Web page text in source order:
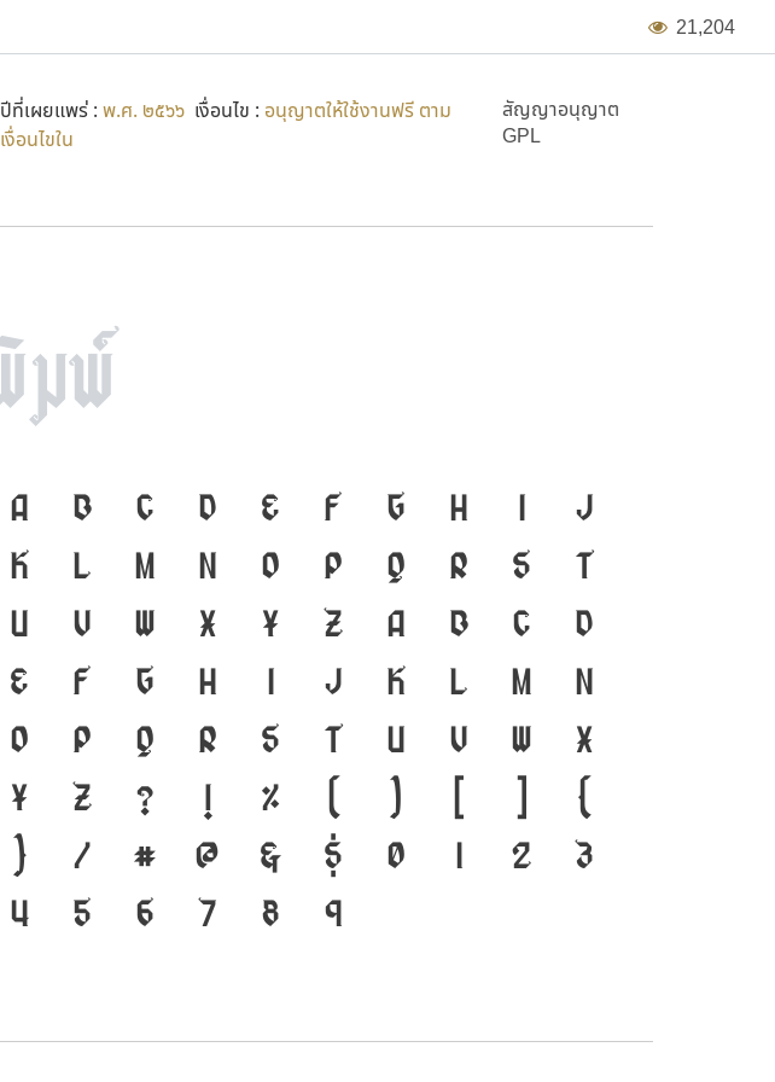
21,204
ปีที่เผยแพร่ : พ.ศ. ๒๕๖๖ เงื่อนไข : อนุญาตให้ใช้งานฟรี ตาม
เงื่อนไขใน
สัญญาอนุญาต
GPL
A B C D E F G H I
J
K
L M N O P Q R S
T
U
V W X Y Z a b c
d
e
f g h i j k l m
n
o
p q r s t u v w
x
y
z ? ! % ( ) [ ]
{
}
/ # @ & $ 0 1 2
3
4
5 6 7 8 9
ภาษา คือ เครื่องมือสำคัญที่ทำให้ความเป็นชาติ
ดำรงอยู่ได้ ภาษา คือ สะพานเชื่อมตัวตนของ
ชนชาติ จากอดีตสู่ปัจจุบัน ตัวพิมพ์ คือ เครื่องมือ
สำคัญที่ทำให้ภาษาดำรงอยู่ได้ แบบตัวพิมพ์ที่
พัฒนาทันกระแสการเปลี่ยนแปลง คือ โครงสร้าง
แกร่งของสะพานที่เชื่อมตัวตนของชาติ จากปัจจุบัน
สู่อนาคต